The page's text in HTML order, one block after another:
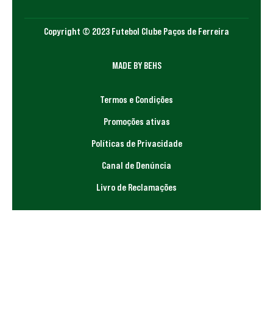
Copyright © 2023 Futebol Clube Paços de Ferreira
MADE BY BEHS
Termos e Condições
Promoções ativas
Políticas de Privacidade
Canal de Denúncia
Livro de Reclamações